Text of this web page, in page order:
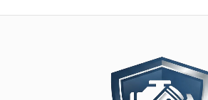
+375 29 870 15 80
Image